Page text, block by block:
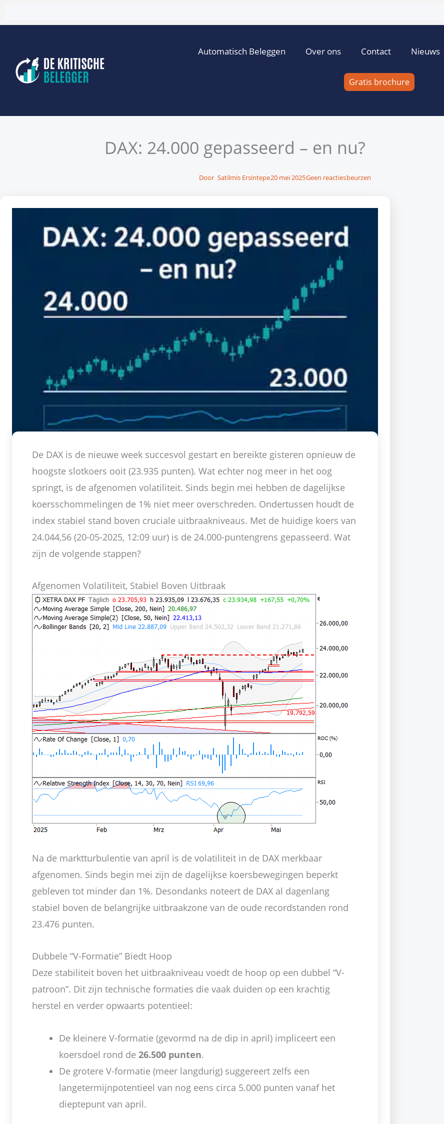
naar
inhoud
Automatisch Beleggen Over ons Contact Nieuws
Gratis brochure
DAX: 24.000 gepasseerd – en nu?
Door Satilmis Ersintepe20 mei 2025Geen reactiesbeurzen
De DAX is de nieuwe week succesvol gestart en bereikte gisteren opnieuw de
hoogste slotkoers ooit (23.935 punten). Wat echter nog meer in het oog
springt, is de afgenomen volatiliteit. Sinds begin mei hebben de dagelijkse
koersschommelingen de 1% niet meer overschreden. Ondertussen houdt de
index stabiel stand boven cruciale uitbraakniveaus. Met de huidige koers van
24.044,56 (20-05-2025, 12:09 uur) is de 24.000-puntengrens gepasseerd. Wat
zijn de volgende stappen?
Afgenomen Volatiliteit, Stabiel Boven Uitbraak
Na de marktturbulentie van april is de volatiliteit in de DAX merkbaar
afgenomen. Sinds begin mei zijn de dagelijkse koersbewegingen beperkt
gebleven tot minder dan 1%. Desondanks noteert de DAX al dagenlang
stabiel boven de belangrijke uitbraakzone van de oude recordstanden rond
23.476 punten.
Dubbele “V-Formatie” Biedt Hoop
Deze stabiliteit boven het uitbraakniveau voedt de hoop op een dubbel “V-
patroon”. Dit zijn technische formaties die vaak duiden op een krachtig
herstel en verder opwaarts potentieel:
De kleinere V-formatie (gevormd na de dip in april) impliceert een
koersdoel rond de 26.500 punten.
De grotere V-formatie (meer langdurig) suggereert zelfs een
langetermijnpotentieel van nog eens circa 5.000 punten vanaf het
dieptepunt van april.